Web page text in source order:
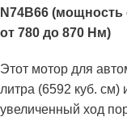
N74B66 (мощность
от 780 до 870 Нм)
Этот мотор для
литра (6592 куб. см)
увеличенный ход